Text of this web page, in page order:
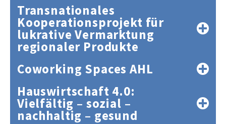
Transnationales
Kooperationsprojekt für
lukrative Vermarktung
regionaler Produkte
Coworking Spaces AHL
Hauswirtschaft 4.0:
Vielfältig – sozial –
nachhaltig – gesund